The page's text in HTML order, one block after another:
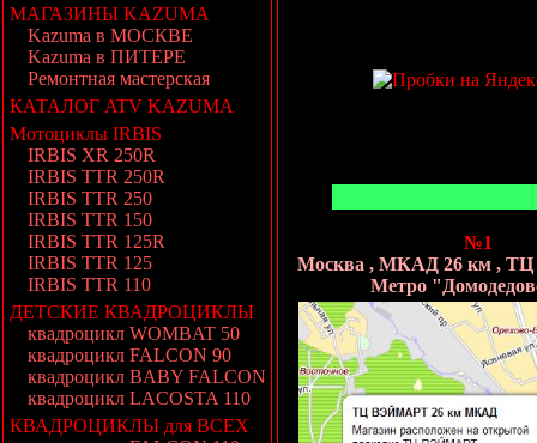
МАГАЗИНЫ KAZUMA
Kazuma в МОСКВЕ
Kazuma в ПИТЕРЕ
Ремонтная мастерская
КАТАЛОГ ATV KAZUMA
Мотоциклы IRBIS
IRBIS XR 250R
IRBIS TTR 250R
IRBIS TTR 250
IRBIS TTR 150
IRBIS TTR 125R
IRBIS TTR 125
IRBIS TTR 110
ДЕТСКИЕ КВАДРОЦИКЛЫ
квадроцикл WOMBAT 50
квадроцикл FALCON 90
квадроцикл BABY FALCON
квадроцикл LACOSTA 110
КВАДРОЦИКЛЫ для ВСЕХ
№1
Москва , МКАД 26 км ,
Метро